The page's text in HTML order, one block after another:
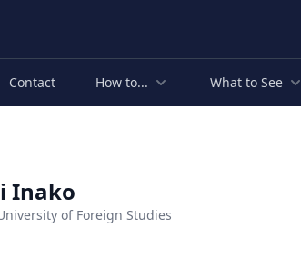
Contact How to... What to See
Inako
of Foreign Studies